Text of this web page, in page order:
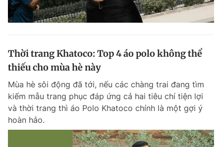
Thời trang Khatoco: Top 4 áo polo không thể
thiếu cho mùa hè này
Mùa hè sôi động đã tới, nếu các chàng trai đang tìm
kiếm mẫu trang phục đáp ứng cả hai tiêu chí tiện lợi
và thời trang thì áo Polo Khatoco chính là một gợi ý
hoàn hảo.